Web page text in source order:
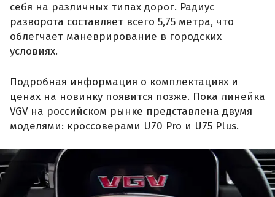
себя на различных типах дорог. Радиус
разворота составляет всего 5,75 метра, что
облегчает маневрирование в городских
условиях.
Подробная информация о комплектациях и
ценах на новинку появится позже. Пока линейка
VGV на российском рынке представлена двумя
моделями: кроссоверами U70 Pro и U75 Plus.